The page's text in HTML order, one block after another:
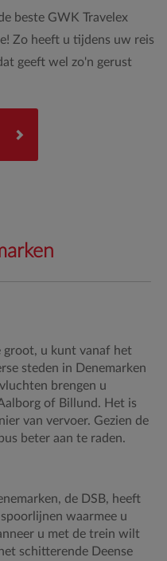
beste GWK Travelex
Zo heeft u tijdens uw reis
geeft wel zo'n gerust
groot, u kunt vanaf het
steden in Denemarken
brengen u
of Billund. Het is
van vervoer. Gezien de
beter aan te raden.
de DSB, heeft
waarmee u
u met de trein wilt
schitterende Deense